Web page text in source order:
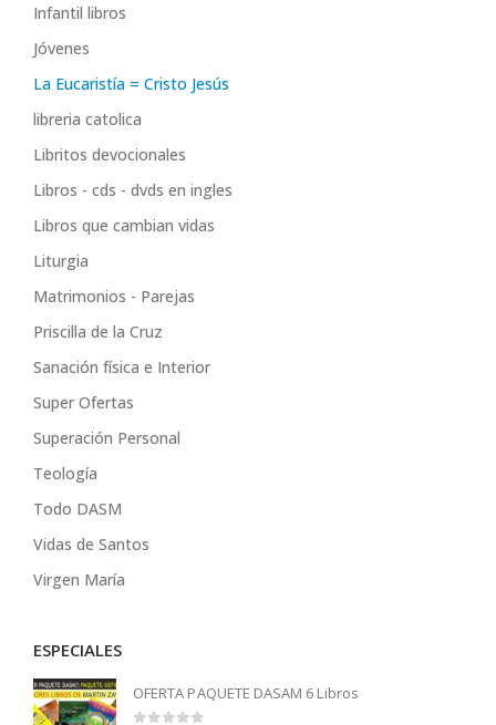
Infantil libros
Jóvenes
La Eucaristía = Cristo Jesús
libreria catolica
Libritos devocionales
Libros - cds - dvds en ingles
Libros que cambian vidas
Liturgia
Matrimonios - Parejas
Priscilla de la Cruz
Sanación física e Interior
Super Ofertas
Superación Personal
Teología
Todo DASM
Vidas de Santos
Virgen María
ESPECIALES
OFERTA PAQUETE DASAM 6 Libros